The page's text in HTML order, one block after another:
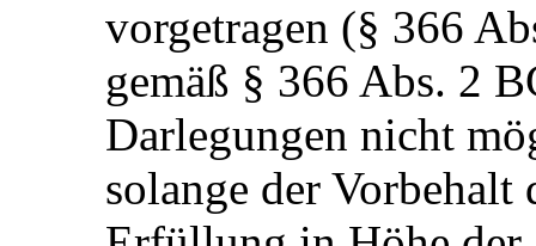
vorgetragen (§ 366
gemäß § 366 Abs. 2
Darlegungen nicht
solange der